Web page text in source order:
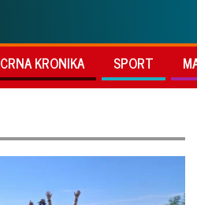
CRNA KRONIKA SPORT